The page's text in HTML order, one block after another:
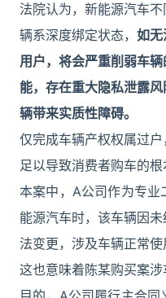
法院认为，新能源汽车
辆系深度绑定状态， 如无
用户，将会严重削弱车
能，存在重大隐私泄露
辆带来实质性障碍。
仅完成车辆产权权属过户
足以导致消费者购车的根
本案中，A公司作为专
能源汽车时，该车辆因
法变更，涉及车辆正常使
这也意味着陈某购买案